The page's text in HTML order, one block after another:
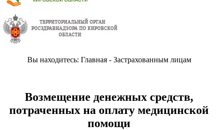
Вы находитесь: Главная - Застрахованным лицам
Возмещение денежных средств,
потраченных на оплату медицинской
помощи